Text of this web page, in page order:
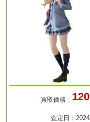
買取価格：
査定日：